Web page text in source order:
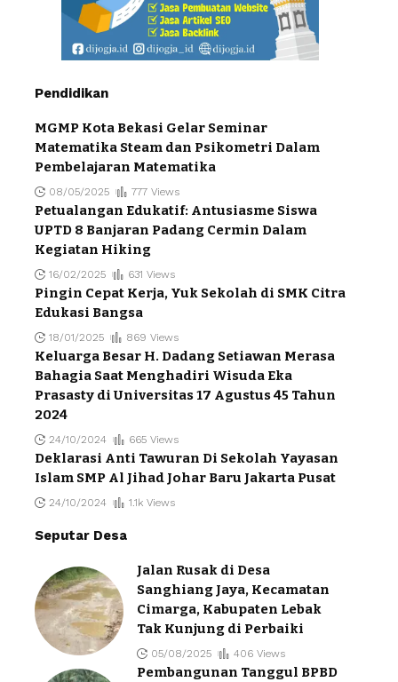
Pendidikan
MGMP Kota Bekasi Gelar Seminar
Matematika Steam dan Psikometri Dalam
Pembelajaran Matematika
08/05/2025 777 Views
Petualangan Edukatif: Antusiasme Siswa
UPTD 8 Banjaran Padang Cermin Dalam
Kegiatan Hiking
16/02/2025 631 Views
Pingin Cepat Kerja, Yuk Sekolah di SMK Citra
Edukasi Bangsa
18/01/2025 869 Views
Keluarga Besar H. Dadang Setiawan Merasa
Bahagia Saat Menghadiri Wisuda Eka
Prasasty di Universitas 17 Agustus 45 Tahun
2024
24/10/2024 665 Views
Deklarasi Anti Tawuran Di Sekolah Yayasan
Islam SMP Al Jihad Johar Baru Jakarta Pusat
24/10/2024 1.1k Views
Seputar Desa
Jalan Rusak di Desa
Sanghiang Jaya, Kecamatan
Cimarga, Kabupaten Lebak
Tak Kunjung di Perbaiki
05/08/2025 406 Views
Pembangunan Tanggul BPBD